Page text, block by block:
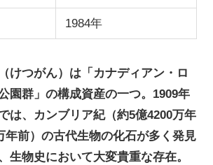
1984年
けつがん）は「カナディアン・ロ
園群」の構成資産の一つ。1909年
は、カンブリア紀（約5億4200万年
年前）の古代生物の化石が多く発見
生物史において大変貴重な存在。